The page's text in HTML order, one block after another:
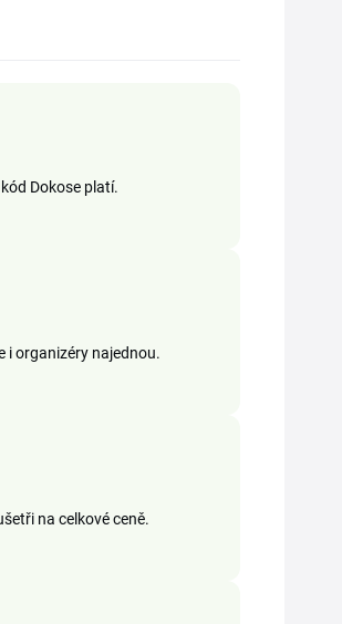
Dokose platí.
i organizéry najednou.
na celkové ceně.